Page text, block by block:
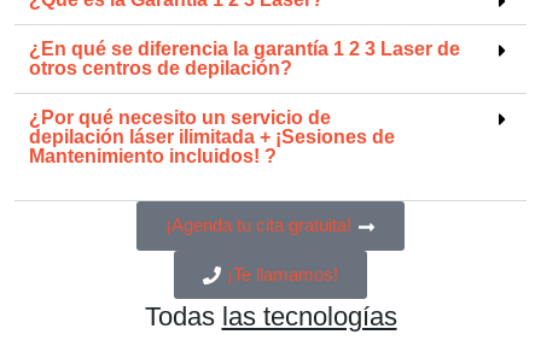
¿En qué se diferencia la garantía 1 2 3 Laser de
otros centros de depilación?
¿Por qué necesito un servicio de
depilación láser ilimitada + ¡Sesiones de
Mantenimiento incluidos! ?
¡Agenda tu cita gratuita!
¡Te llamamos!
Todas las tecnologías